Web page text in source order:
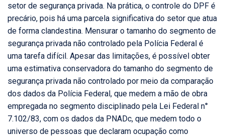
setor de segurança privada. Na prática, o controle do DPF é
precário, pois há uma parcela significativa do setor que atua
de forma clandestina. Mensurar o tamanho do segmento de
segurança privada não controlado pela Polícia Federal é
uma tarefa difícil. Apesar das limitações, é possível obter
uma estimativa conservadora do tamanho do segmento de
segurança privada não controlado por meio da comparação
dos dados da Polícia Federal, que medem a mão de obra
empregada no segmento disciplinado pela Lei Federal n°
7.102/83, com os dados da PNADc, que medem todo o
universo de pessoas que declaram ocupação como